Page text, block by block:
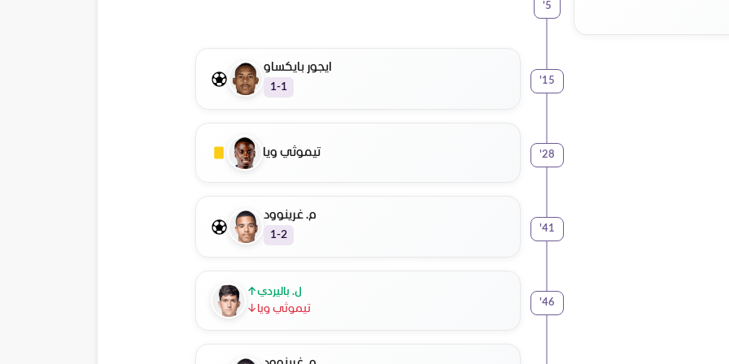
5
'
15
'
ايجور بايكساو
1-1
28
' تيموثي ويا
41
'
م. غرينوود
1-2
46
'
↑ل. باليردي
↓ تيموثي ويا